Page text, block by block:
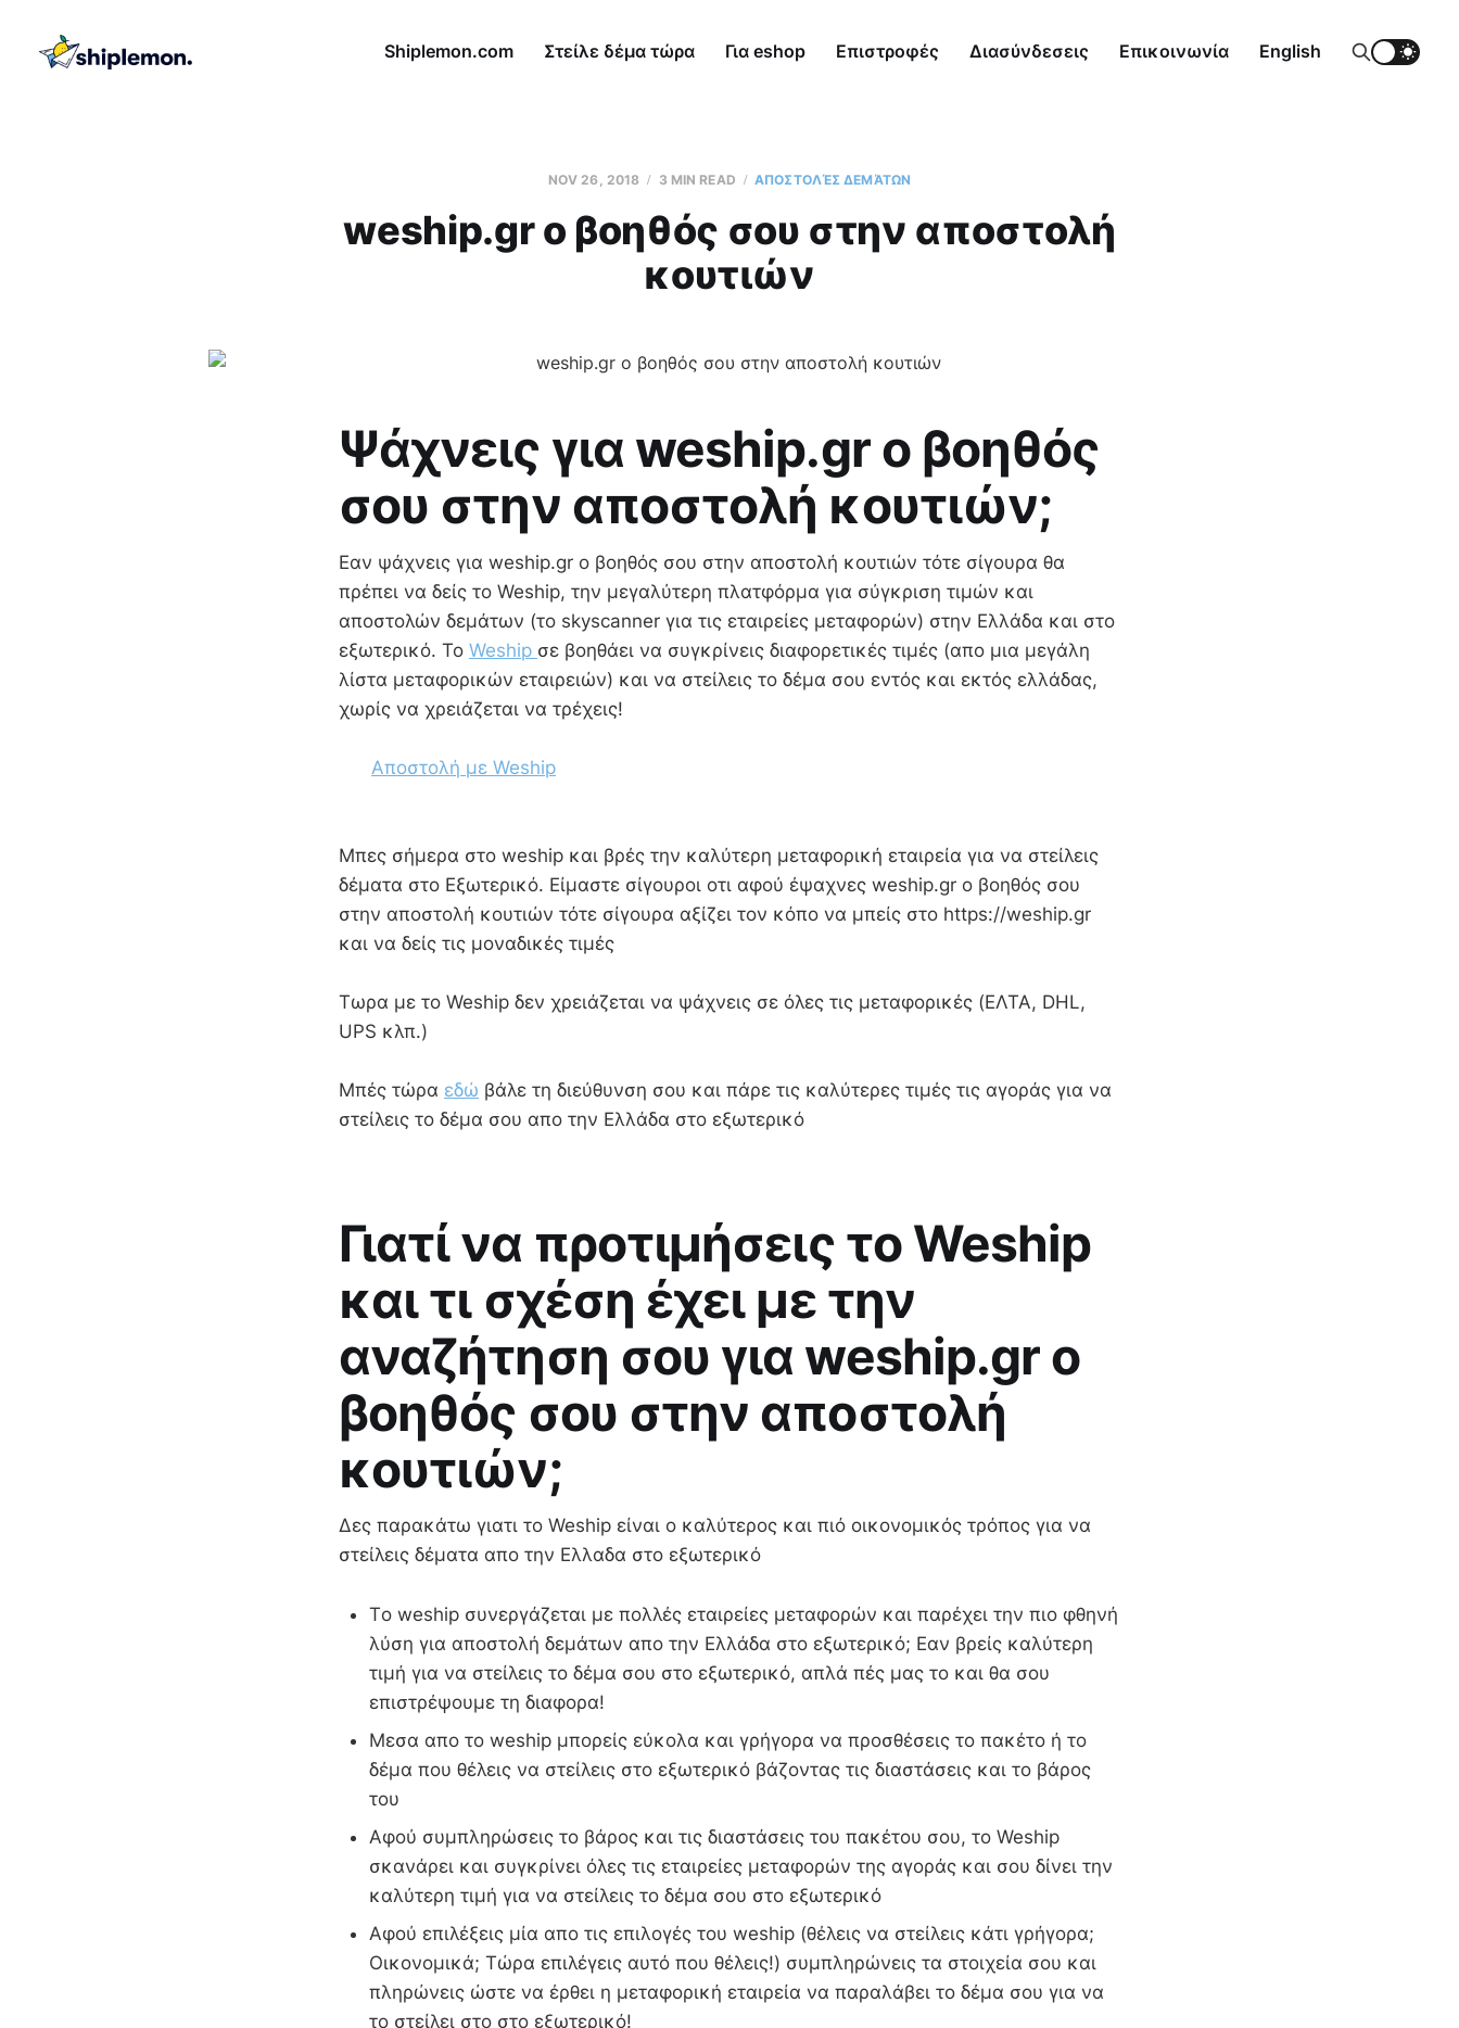
Shiplemon.com Στείλε δέμα τώρα Για eshop Επιστροφές Διασύνδεσεις Επικοινωνία English
NOV 26, 2018 3 MIN READ AΠΟΣΤΟΛΈΣ ΔΕΜΆΤΩΝ
weship.gr ο βοηθός σου στην αποστολή
κουτιών
Ψάχνεις για weship.gr ο βοηθός
σου στην αποστολή κουτιών;
Εαν ψάχνεις για weship.gr ο βοηθός σου στην αποστολή κουτιών τότε σίγουρα θα
πρέπει να δείς το Weship, την μεγαλύτερη πλατφόρμα για σύγκριση τιμών και
αποστολών δεμάτων (το skyscanner για τις εταιρείες μεταφορών) στην Ελλάδα και στο
εξωτερικό. Το Weship σε βοηθάει να συγκρίνεις διαφορετικές τιμές (απο μια μεγάλη
λίστα μεταφορικών εταιρειών) και να στείλεις το δέμα σου εντός και εκτός ελλάδας,
χωρίς να χρειάζεται να τρέχεις!
Αποστολή με Weship
Mπες σήμερα στο weship και βρές την καλύτερη μεταφορική εταιρεία για να στείλεις
δέματα στο Εξωτερικό. Είμαστε σίγουροι οτι αφού έψαχνες weship.gr ο βοηθός σου
στην αποστολή κουτιών τότε σίγουρα αξίζει τον κόπο να μπείς στο https://weship.gr
και να δείς τις μοναδικές τιμές
Τωρα με το Weship δεν χρειάζεται να ψάχνεις σε όλες τις μεταφορικές (ΕΛΤΑ, DHL,
UPS κλπ.)
Μπές τώρα εδώ βάλε τη διεύθυνση σου και πάρε τις καλύτερες τιμές τις αγοράς για να
στείλεις το δέμα σου απο την Ελλάδα στο εξωτερικό
Γιατί να προτιμήσεις το Weship
και τι σχέση έχει με την
αναζήτηση σου για weship.gr ο
βοηθός σου στην αποστολή
κουτιών;
Δες παρακάτω γιατι το Weship είναι ο καλύτερος και πιό οικονομικός τρόπος για να
στείλεις δέματα απο την Ελλαδα στο εξωτερικό
Τo weship συνεργάζεται με πολλές εταιρείες μεταφορών και παρέχει την πιο φθηνή
λύση για αποστολή δεμάτων απο την Ελλάδα στο εξωτερικό; Εαν βρείς καλύτερη
τιμή για να στείλεις το δέμα σου στο εξωτερικό, απλά πές μας το και θα σου
επιστρέψουμε τη διαφορα!
Μεσα απο το weship μπορείς εύκολα και γρήγορα να προσθέσεις το πακέτο ή το
δέμα που θέλεις να στείλεις στο εξωτερικό βάζοντας τις διαστάσεις και το βάρος
του
Αφού συμπληρώσεις το βάρος και τις διαστάσεις του πακέτου σου, το Weship
σκανάρει και συγκρίνει όλες τις εταιρείες μεταφορών της αγοράς και σου δίνει την
καλύτερη τιμή για να στείλεις το δέμα σου στο εξωτερικό
Αφού επιλέξεις μία απο τις επιλογές του weship (θέλεις να στείλεις κάτι γρήγορα;
Οικονομικά; Τώρα επιλέγεις αυτό που θέλεις!) συμπληρώνεις τα στοιχεία σου και
πληρώνεις ώστε να έρθει η μεταφορική εταιρεία να παραλάβει το δέμα σου για να
το στείλει στο στο εξωτερικό!